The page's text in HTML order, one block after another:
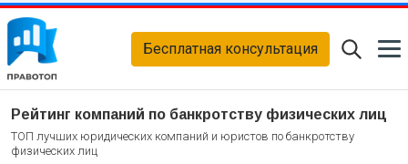
Бесплатная консультация
Рейтинг компаний по банкротству физических лиц
ТОП лучших юридических компаний и юристов по банкротству
физических лиц